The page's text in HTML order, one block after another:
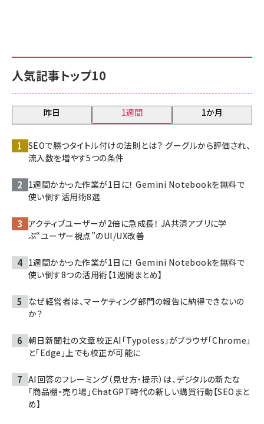
人気記事トップ10
昨日 1週間 1か月
SEOで勝つタイトル付けの法則とは？ グーグルから評価され、
流入数を増やす5つの条件
1週間かかった作業が1日に！ Gemini Notebookを無料で
使い倒す活用術8選
アクティブユーザーが2倍に急成長！ JA共済アプリに学
ぶ“ユーザー視点”のUI/UX改善
1週間かかった作業が1日に！ Gemini Notebookを無料で
使い倒す8つの活用術【1週間まとめ】
なぜ経営者は、マーケティング部門の報告に納得できないの
か？
朝日新聞社の文章校正AI「Typoless」がブラウザ「Chrome」
と「Edge」上でも校正が可能に
AI回答のフレーミング（見せ方・提示）は、デジタルの新たな
「商品棚・売り場」――ChatGPT時代の新しい購買行動【SEOまと
め】